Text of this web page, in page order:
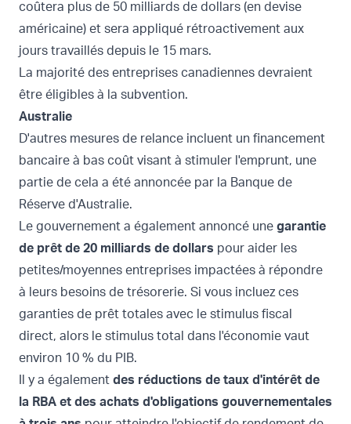
coûtera plus de 50 milliards de dollars (en devise
américaine) et sera appliqué rétroactivement aux
jours travaillés depuis le 15 mars.
La majorité des entreprises canadiennes devraient
être éligibles à la subvention.
Australie
D'autres mesures de relance incluent un financement
bancaire à bas coût visant à stimuler l'emprunt, une
partie de cela a été annoncée par la Banque de
Réserve d'Australie.
Le gouvernement a également annoncé une garantie
de prêt de 20 milliards de dollars pour aider les
petites/moyennes entreprises impactées à répondre
à leurs besoins de trésorerie. Si vous incluez ces
garanties de prêt totales avec le stimulus fiscal
direct, alors le stimulus total dans l'économie vaut
environ 10 % du PIB.
Il y a également des réductions de taux d'intérêt de
la RBA et des achats d'obligations gouvernementales